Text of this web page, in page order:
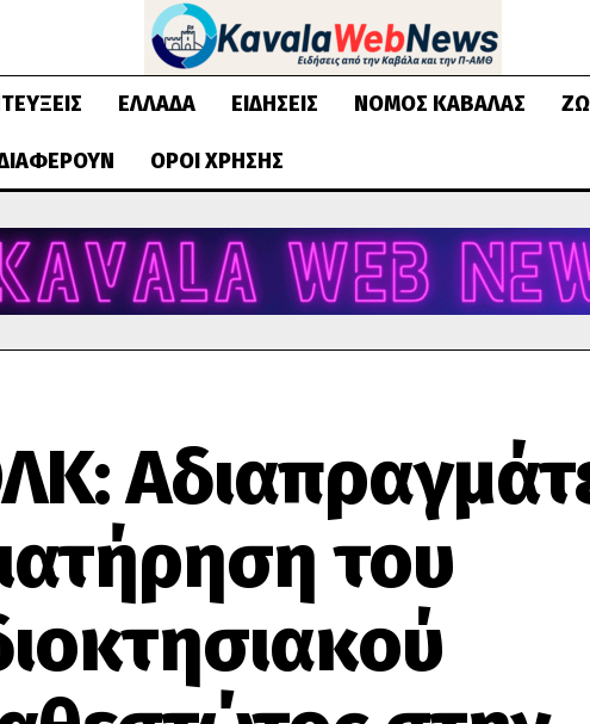
ΕΛΛΆΔΑ ΕΙΔΉΣΕΙΣ ΝΟΜΌΣ ΚΑΒΆΛΑΣ
ΌΡΟΙ ΧΡΉΣΗΣ
του